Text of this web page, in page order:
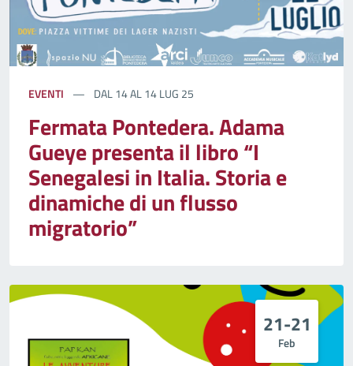
EVENTI DAL 14 AL 14 LUG 25
Fermata Pontedera. Adama
Gueye presenta il libro “I
Senegalesi in Italia. Storia e
dinamiche di un flusso
migratorio”
21-21
Feb